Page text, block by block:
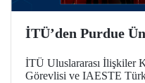
İTÜ’den Purdue
İTÜ Uluslararası İlişkiler
Görevlisi ve IAESTE